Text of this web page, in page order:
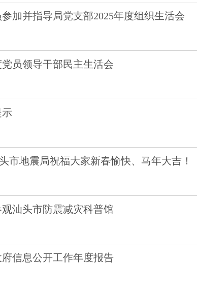
加并指导局党支部2025年度组织生活会
员领导干部民主生活会
示
市地震局祝福大家新春愉快、马年大吉！
汕头市防震减灾科普馆
信息公开工作年度报告